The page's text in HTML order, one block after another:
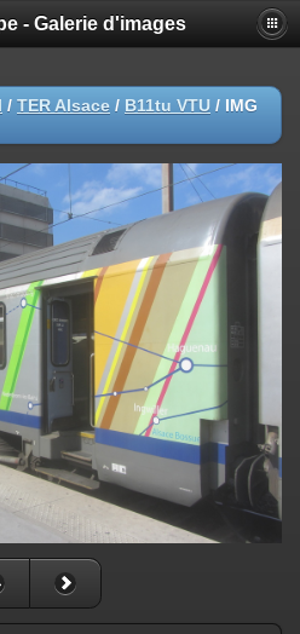
- Galerie d'images
/ TER Alsace / B11tu VTU / IMG